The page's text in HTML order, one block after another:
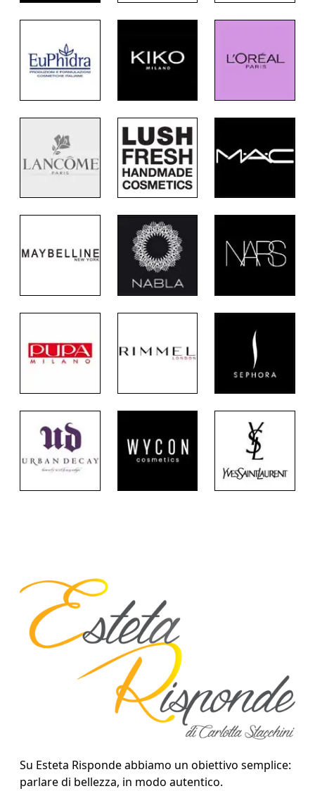
Su Esteta Risponde abbiamo un obiettivo semplice:
parlare di bellezza, in modo autentico.